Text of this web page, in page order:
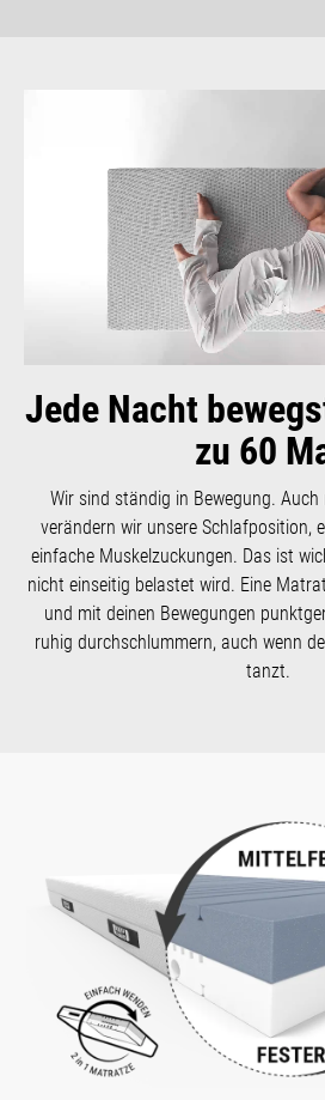
Jede Nacht
zu 60
Wir sind ständig in Bewegung.
verändern wir unsere Schlafposition,
einfache Muskelzuckungen. Das ist
nicht einseitig belastet wird. Eine
und mit deinen Bewegungen
ruhig durchschlummern, auch wenn
tanzt.